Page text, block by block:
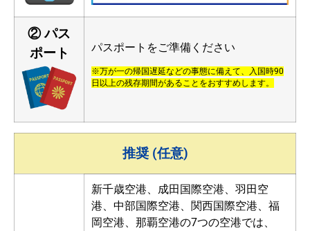
② パス
ポート
パスポートをご準備ください
※万が一の帰国遅延などの事態に備えて、入国時90
日以上の残存期間があることをおすすめします。
推奨 (任意)
新千歳空港、成田国際空港、羽田空
港、中部国際空港、関西国際空港、福
岡空港、那覇空港の7つの空港では、